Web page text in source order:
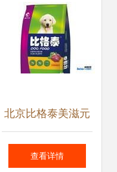
局
北京比格泰美滋元
宠食优选，市内厂
查看详情